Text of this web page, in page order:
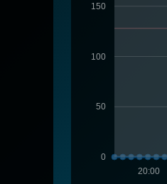
0
50
100
150
20:00